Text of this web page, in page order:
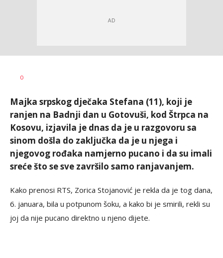
AUTOR
0
Majka srpskog dječaka Stefana (11), koji je
ranjen na Badnji dan u Gotovuši, kod Štrpca na
Kosovu, izjavila je dnas da je u razgovoru sa
sinom došla do zaključka da je u njega i
njegovog rođaka namjerno pucano i da su imali
sreće što se sve završilo samo ranjavanjem.
Kako prenosi RTS, Zorica Stojanović je rekla da je tog dana,
6. januara, bila u potpunom šoku, a kako bi je smirili, rekli su
joj da nije pucano direktno u njeno dijete.